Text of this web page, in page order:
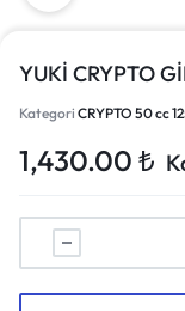
YUKİ CRYPTO
Kategori CRYPTO 50 cc
1,430.00 ₺